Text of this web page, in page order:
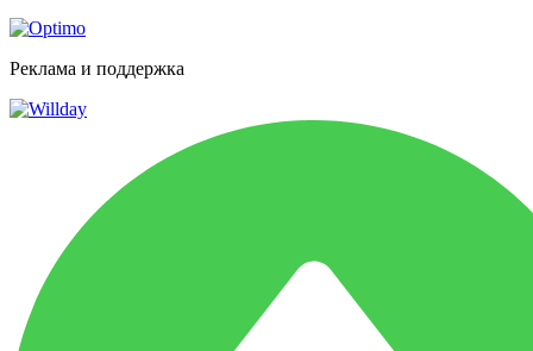
Реклама и поддержка